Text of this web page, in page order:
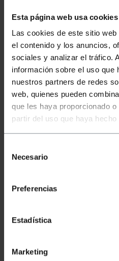
Esta página web usa cookies
Las cookies de este sitio
el contenido y los anuncios,
sociales y analizar el tráfico.
información sobre el uso que
nuestros partners de redes
web, quienes pueden
que les haya proporcionado
partir del uso que haya
Necesario
Preferencias
Estadística
Marketing
la entrada de agua.
la inserción de tubo
Cierre de la tapa
Medidas y pesos
Peso bruto: 286 g
Medidas del producto
Número de paquetes: